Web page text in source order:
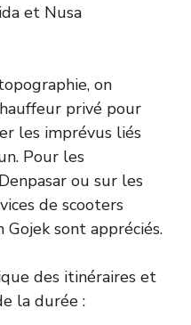
et Nusa
on
privé pour
les imprévus liés
Pour les
ou sur les
de scooters
Gojek sont appréciés.
des itinéraires et
la durée :